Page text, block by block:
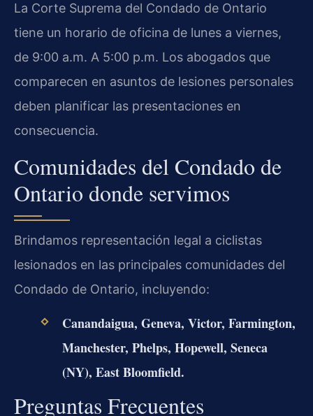
La Corte Suprema del Condado de Ontario
tiene un horario de oficina de lunes a viernes,
de 9:00 a.m. A 5:00 p.m. Los abogados que
comparecen en asuntos de lesiones personales
deben planificar las presentaciones en
consecuencia.
Comunidades del Condado de
Ontario donde servimos
Brindamos representación legal a ciclistas
lesionados en las principales comunidades del
Condado de Ontario, incluyendo:
Canandaigua, Geneva, Victor, Farmington,
Manchester, Phelps, Hopewell, Seneca
(NY), East Bloomfield.
Preguntas Frecuentes